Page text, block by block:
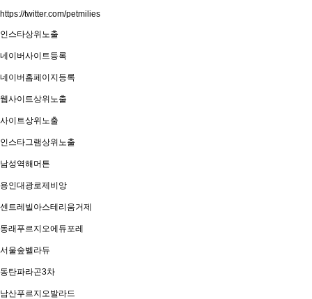
https://twitter.com/petmilies
인스타상위노출
네이버사이트등록
네이버홈페이지등록
웹사이트상위노출
사이트상위노출
인스타그램상위노출
남성역해머튼
용인대광로제비앙
센트레빌아스테리움거제
동래푸르지오에듀포레
서울숲벨라듀
동탄파라곤3차
남산푸르지오발라드